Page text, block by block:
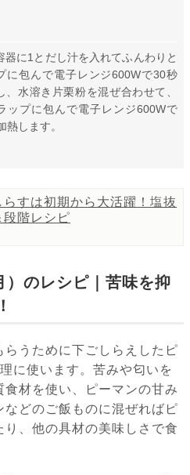
器に1とだし汁を入れてふんわりと
に包んで電子レンジ600Wで30秒
、水溶き片栗粉を混ぜ合わせて、
ップに包んで電子レンジ600Wで
熱します。
すは初期から大活躍！塩抜
段階レシピ
のレシピ｜苦味を抑
らうために下ごしらえしたピ
に使います。苦みや匂いを
材を使い、ピーマンの甘み
などのご飯ものに混ぜればピ
、他の具材の美味しさで食